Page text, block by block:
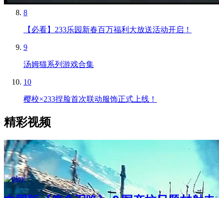
8
【必看】233乐园新春百万福利大放送活动开启！
9
汤姆猫系列游戏合集
10
樱校×233捏脸首次联动服饰正式上线！
精彩视频